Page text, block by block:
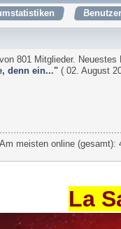
801 Mitglieder.
denn ein..." ( 02. August
. Am meisten online
La